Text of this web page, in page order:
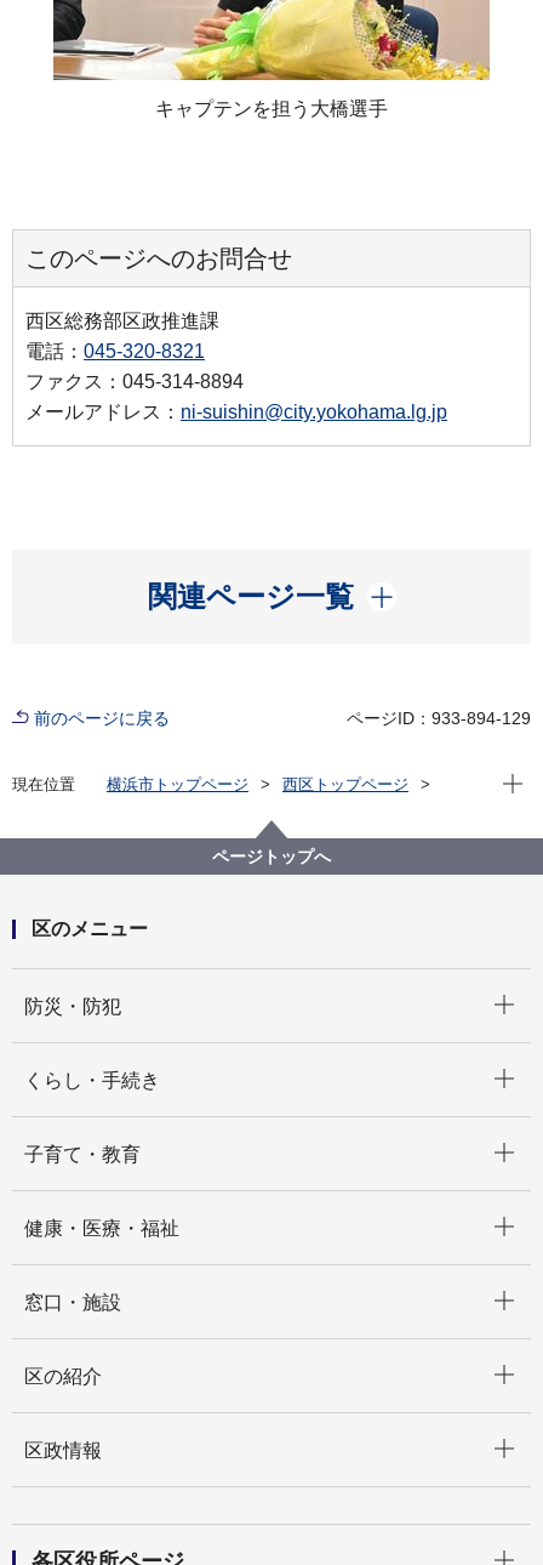
キャプテンを担う大橋選手
このページへのお問合せ
西区総務部区政推進課
電話： 045-320-8321
ファクス：045-314-8894
メールアドレス： ni-suishin@city.yokohama.lg.jp
関連ページ一覧
開く
前のページに戻る ページID：933-894-129
現在位置 横浜市トップページ
西区トップページ
にしく通信！８月22日 横浜エクセレンス 表敬訪問
現在
ページトップへ
区のメニュー
防災・防犯
くらし・手続き
子育て・教育
健康・医療・福祉
窓口・施設
区の紹介
区政情報